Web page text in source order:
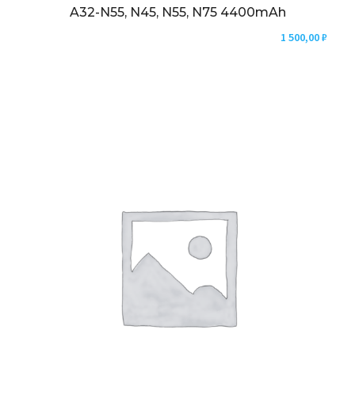
A32-N55, N45, N55, N75 4400mAh
1 500,00₽